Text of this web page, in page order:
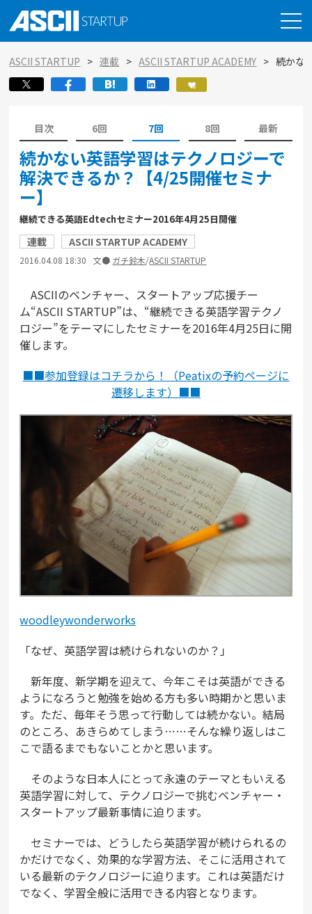
ASCII STARTUP 連載 ASCII STARTUP ACADEMY 続かな
目次 6回 7回 8回 最新
続かない英語学習はテクノロジーで
解決できるか？【4/25開催セミナ
ー】
継続できる英語Edtechセミナー2016年4月25日開催
連載 ASCII STARTUP ACADEMY
2016.04.08 18:30 文● ガチ鈴木/ASCII STARTUP
ASCIIのベンチャー、スタートアップ応援チー
ム“ASCII STARTUP”は、“継続できる英語学習テクノ
ロジー”をテーマにしたセミナーを2016年4月25日に開
催します。
■■参加登録はコチラから！（Peatixの予約ページに
遷移します）■■
woodleywonderworks
「なぜ、英語学習は続けられないのか？」
新年度、新学期を迎えて、今年こそは英語ができる
ようになろうと勉強を始める方も多い時期かと思いま
す。ただ、毎年そう思って行動しては続かない。結局
のところ、あきらめてしまう……そんな繰り返しはこ
こで語るまでもないことかと思います。
そのような日本人にとって永遠のテーマともいえる
英語学習に対して、テクノロジーで挑むベンチャー・
スタートアップ最新事情に迫ります。
セミナーでは、どうしたら英語学習が続けられるの
かだけでなく、効果的な学習方法、そこに活用されて
いる最新のテクノロジーに迫ります。これは英語だけ
でなく、学習全般に活用できる内容となります。